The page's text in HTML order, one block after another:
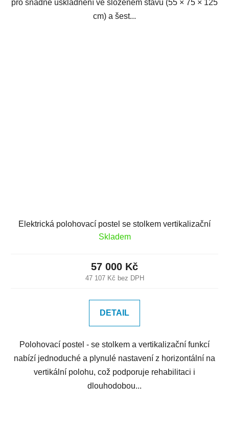
pro snadné uskladnění ve složeném stavu (55 × 75 × 125
cm) a šest...
Elektrická polohovací postel se stolkem vertikalizační
Skladem
47 107 Kč bez DPH
57 000 Kč
DETAIL
Polohovací postel - se stolkem a vertikalizační funkcí
nabízí jednoduché a plynulé nastavení z horizontální na
vertikální polohu, což podporuje rehabilitaci i
dlouhodobou...